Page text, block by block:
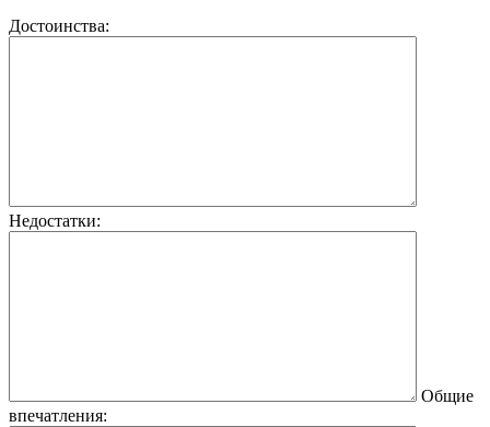
Достоинства:
Недостатки:
Общие
впечатления: